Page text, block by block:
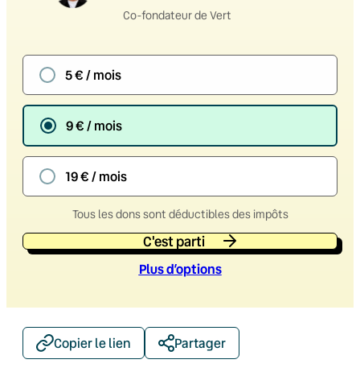
Co-fondateur de Vert
5 € / mois
9 € / mois
19 € / mois
Tous les dons sont déductibles des impôts
C'est parti
Plus d’options
Copier le lien Partager